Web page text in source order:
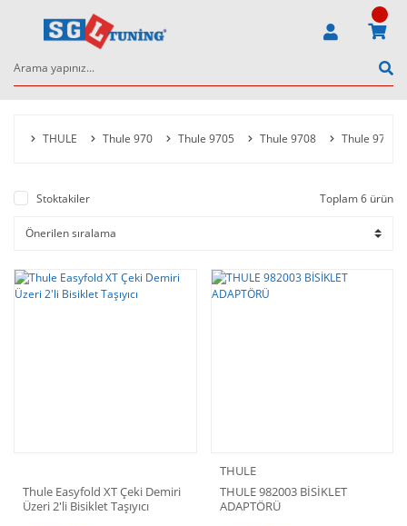
THULE Thule 970 Thule 9705 Thule 9708 Thule 972
Stoktakiler Toplam 6 ürün
Thule Easyfold XT Çeki Demiri
Üzeri 2'li Bisiklet Taşıyıcı
THULE
THULE 982003 BİSİKLET
ADAPTÖRÜ